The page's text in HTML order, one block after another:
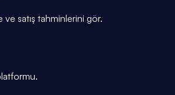
satış tahminlerini gör.